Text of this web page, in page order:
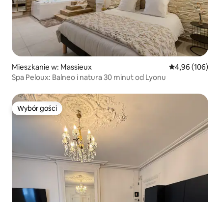
Mieszkanie w: Massieux Średnia
4,96 (106)
Spa Peloux: Balneo i natura 30 minut od Lyonu
Wybór gości
Wybór gości